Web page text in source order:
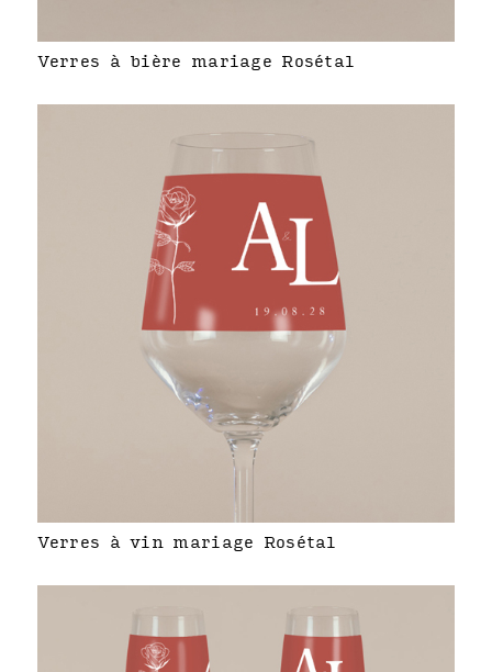
Verres à bière mariage Rosétal
Verres à vin mariage Rosétal